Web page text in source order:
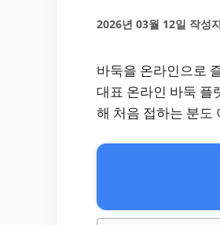
2026년 03월 12일 작성
바둑을 온라인으로
대표 온라인 바둑 플
해 처음 접하는 분도